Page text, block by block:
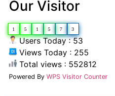
Our Visitor
1 5 1 5 7 3
Users Today : 53
Views Today : 255
Total views : 552812
Powered By WPS Visitor Counter